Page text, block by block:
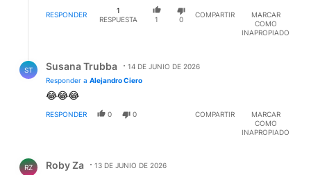
RESPONDER
1
RESPUESTA
1 0
COMPARTIR
MARCAR
COMO
INAPROPIADO
ST Susana Trubba
14 DE JUNIO DE 2026
Responder a Alejandro Ciero
😂😂😂
RESPONDER 0 0 COMPARTIR
MARCAR
COMO
INAPROPIADO
RZ Roby Za 13 DE JUNIO DE 2026